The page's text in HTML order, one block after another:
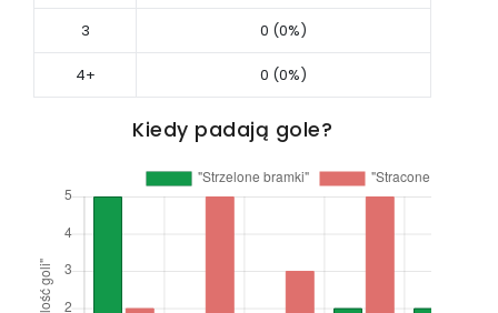
3 0 (0%)
4+ 0 (0%)
Kiedy padają gole?